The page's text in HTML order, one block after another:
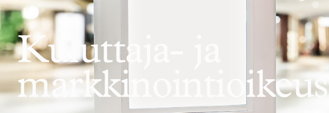
Kuluttaja- ja
markkinointioikeus